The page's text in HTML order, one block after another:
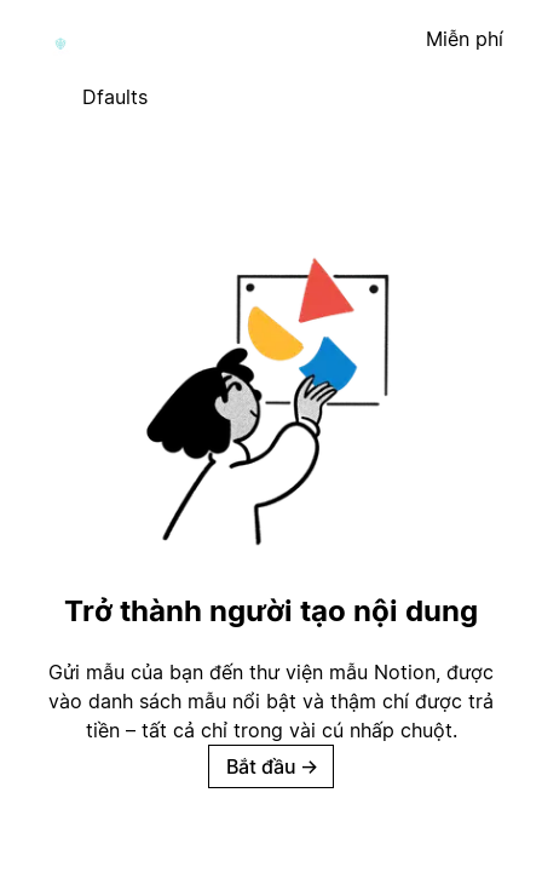
Dfaults
Miễn phí
Trở thành người tạo nội dung
Gửi mẫu của bạn đến thư viện mẫu Notion, được
vào danh sách mẫu nổi bật và thậm chí được trả
tiền – tất cả chỉ trong vài cú nhấp chuột.
Bắt đầu →